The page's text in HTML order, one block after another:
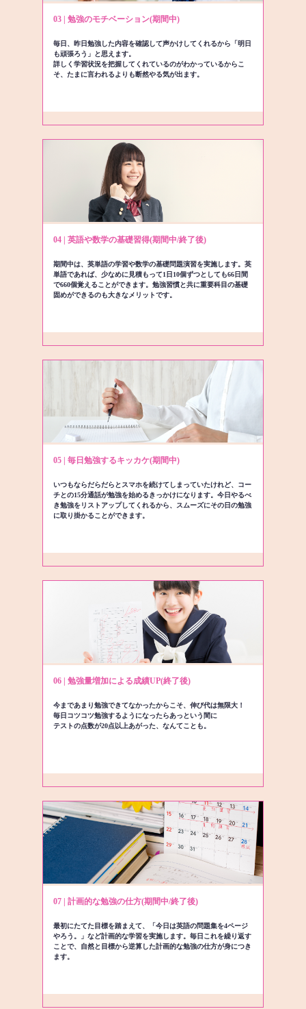
03 | 勉強のモチベーション(期間中)
毎日、昨日勉強した内容を確認して声かけしてくれるから「明日
も頑張ろう」と思えます。
詳しく学習状況を把握してくれているのがわかっているからこ
そ、たまに言われるよりも断然やる気が出ます。
04 | 英語や数学の基礎習得(期間中/終了後)
期間中は、英単語の学習や数学の基礎問題演習を実施します。英
単語であれば、少なめに見積もって1日10個ずつとしても66日間
で660個覚えることができます。勉強習慣と共に重要科目の基礎
固めができるのも大きなメリットです。
05 | 毎日勉強するキッカケ(期間中)
いつもならだらだらとスマホを続けてしまっていたけれど、コー
チとの15分通話が勉強を始めるきっかけになります。今日やるべ
き勉強をリストアップしてくれるから、スムーズにその日の勉強
に取り掛かることができます。
06 | 勉強量増加による成績UP(終了後)
今まであまり勉強できてなかったからこそ、伸び代は無限大！
毎日コツコツ勉強するようになったらあっという間に
テストの点数が20点以上あがった、なんてことも。
07 | 計画的な勉強の仕方(期間中/終了後)
最初にたてた目標を踏まえて、「今日は英語の問題集を4ページ
やろう。」など計画的な学習を実施します。毎日これを繰り返す
ことで、自然と目標から逆算した計画的な勉強の仕方が身につき
ます。